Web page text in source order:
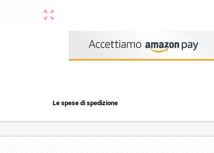
zoom_out_map
Le spese di spedizione